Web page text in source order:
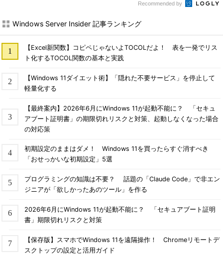
Recommended by
Windows Server Insider 記事ランキング
【Excel新関数】コピペじゃないよTOCOLだよ！ 表を一発でリス
ト化するTOCOL関数の基本と実践
【Windows 11ダイエット術】「隠れた不要サービス」を停止して
軽量化する
【最終案内】2026年6月にWindows 11が起動不能に？ 「セキュ
アブート証明書」の期限切れリスクと対策、起動しなくなった場合
の対応策
初期設定のままはダメ！ Windows 11を買ったらすぐ消すべき
「おせっかいな初期設定」5選
プログラミングの知識は不要？ 話題の「Claude Code」で非エン
ジニアが「欲しかったあのツール」を作る
2026年6月にWindows 11が起動不能に？ 「セキュアブート証明
書」期限切れリスクと対策
【保存版】スマホでWindows 11を遠隔操作！ Chromeリモートデ
スクトップの設定と活用ガイド